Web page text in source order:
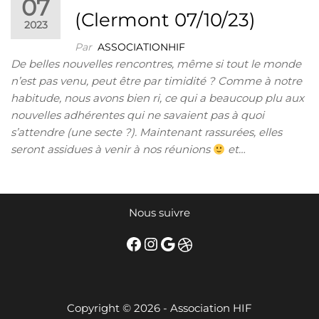
07
2023
(Clermont 07/10/23)
Par ASSOCIATIONHIF
De belles nouvelles rencontres, même si tout le monde
n’est pas venu, peut être par timidité ? Comme à notre
habitude, nous avons bien ri, ce qui a beaucoup plu aux
nouvelles adhérentes qui ne savaient pas à quoi
s’attendre (une secte ?). Maintenant rassurées, elles
seront assidues à venir à nos réunions
et…
Nous suivre
Facebook
Instagram
Google
Dribbble
Copyright © 2026 - Association HIF